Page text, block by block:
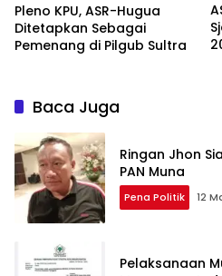
Pleno KPU, ASR-Hugua
Ditetapkan Sebagai
Pemenang di Pilgub Sultra
Baca Juga
Ringan Jhon
PAN Muna
Pena Politik 12
Pelaksanaan